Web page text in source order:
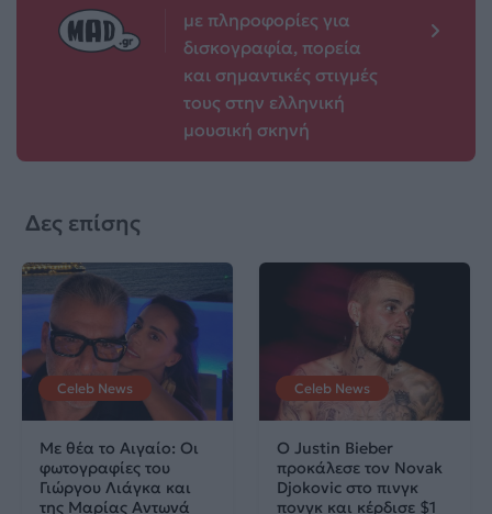
με πληροφορίες για
δισκογραφία, πορεία
και σημαντικές στιγμές
τους στην ελληνική
μουσική σκηνή
Δες επίσης
Celeb News
Με θέα το Αιγαίο: Οι
φωτογραφίες του
Γιώργου Λιάγκα και
της Μαρίας Αντωνά
Celeb News
Ο Justin Bieber
προκάλεσε τον Novak
Djokovic στο πινγκ
πονγκ και κέρδισε $1